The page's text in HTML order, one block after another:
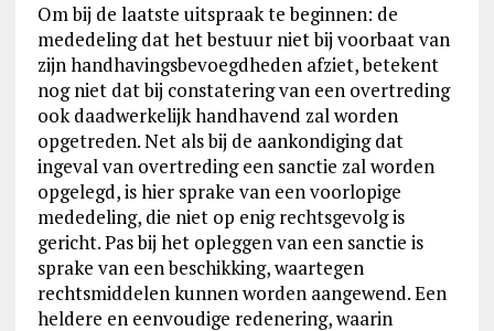
Om bij de laatste uitspraak te beginnen: de
mededeling dat het bestuur niet bij voorbaat van
zijn handhavingsbevoegdheden afziet, betekent
nog niet dat bij constatering van een overtreding
ook daadwerkelijk handhavend zal worden
opgetreden. Net als bij de aankondiging dat
ingeval van overtreding een sanctie zal worden
opgelegd, is hier sprake van een voorlopige
mededeling, die niet op enig rechtsgevolg is
gericht. Pas bij het opleggen van een sanctie is
sprake van een beschikking, waartegen
rechtsmiddelen kunnen worden aangewend. Een
heldere en eenvoudige redenering, waarin